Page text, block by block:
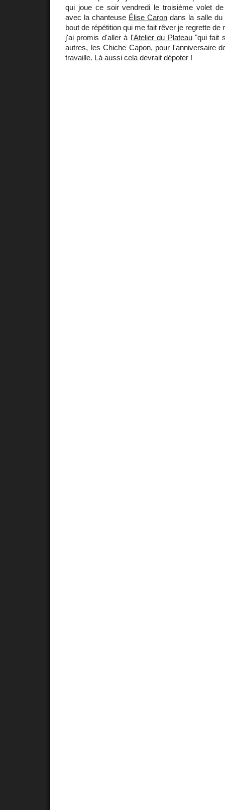
qui joue ce soir vendredi le troisième volet
avec la chanteuse Élise Caron dans la salle du
bout de répétition qui me fait rêver je regrette de
j'ai promis d'aller à l'Atelier du Plateau"qui fait
autres, les Chiche Capon, pour l'anniversaire
travaille. Là aussi cela devrait dépoter !